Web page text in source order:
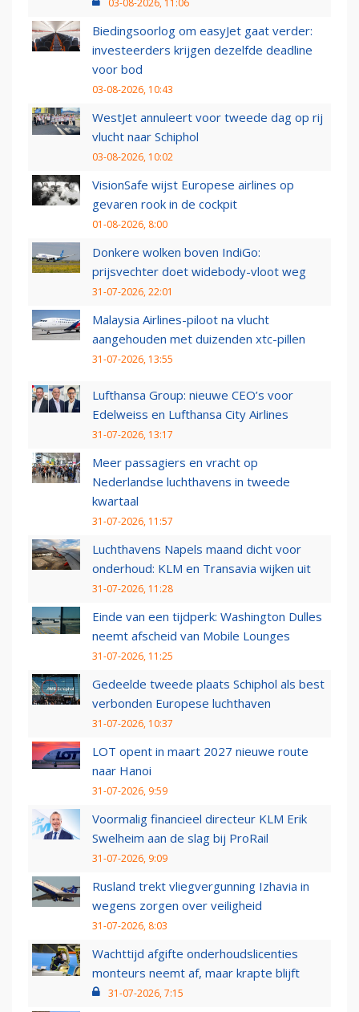
03-08-2026, 11:06
Biedingsoorlog om easyJet gaat verder:
investeerders krijgen dezelfde deadline
voor bod
03-08-2026, 10:43
WestJet annuleert voor tweede dag op rij
vlucht naar Schiphol
03-08-2026, 10:02
VisionSafe wijst Europese airlines op
gevaren rook in de cockpit
01-08-2026, 8:00
Donkere wolken boven IndiGo:
prijsvechter doet widebody-vloot weg
31-07-2026, 22:01
Malaysia Airlines-piloot na vlucht
aangehouden met duizenden xtc-pillen
31-07-2026, 13:55
Lufthansa Group: nieuwe CEO’s voor
Edelweiss en Lufthansa City Airlines
31-07-2026, 13:17
Meer passagiers en vracht op
Nederlandse luchthavens in tweede
kwartaal
31-07-2026, 11:57
Luchthavens Napels maand dicht voor
onderhoud: KLM en Transavia wijken uit
31-07-2026, 11:28
Einde van een tijdperk: Washington Dulles
neemt afscheid van Mobile Lounges
31-07-2026, 11:25
Gedeelde tweede plaats Schiphol als best
verbonden Europese luchthaven
31-07-2026, 10:37
LOT opent in maart 2027 nieuwe route
naar Hanoi
31-07-2026, 9:59
Voormalig financieel directeur KLM Erik
Swelheim aan de slag bij ProRail
31-07-2026, 9:09
Rusland trekt vliegvergunning Izhavia in
wegens zorgen over veiligheid
31-07-2026, 8:03
Wachttijd afgifte onderhoudslicenties
monteurs neemt af, maar krapte blijft
31-07-2026, 7:15